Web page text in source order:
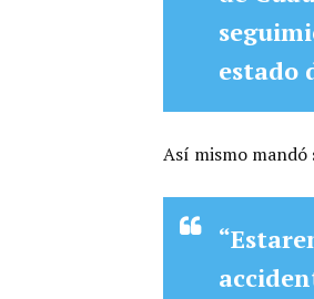
estado
Así mismo mandó